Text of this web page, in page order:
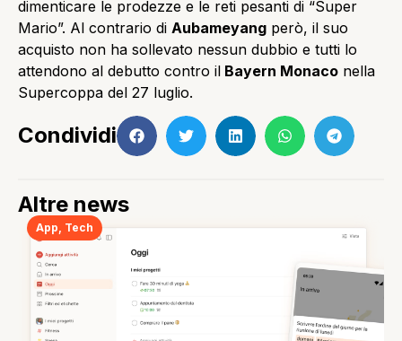
dimenticare le prodezze e le reti pesanti di “Super
Mario”. Al contrario di Aubameyang però, il suo
acquisto non ha sollevato nessun dubbio e tutti lo
attendono al debutto contro il Bayern Monaco nella
Supercoppa del 27 luglio.
Condividi
Altre news
App Tech